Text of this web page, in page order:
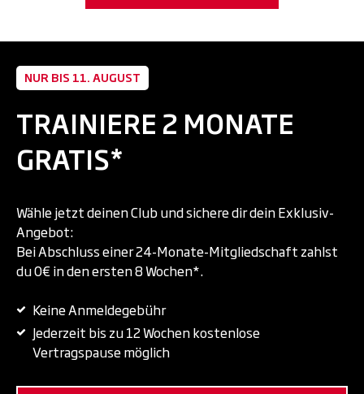
NUR BIS 11. AUGUST
TRAINIERE 2 MONATE
GRATIS*
Wähle jetzt deinen Club und sichere dir dein Exklusiv-
Angebot:
Bei Abschluss einer 24-Monate-Mitgliedschaft zahlst
du 0€ in den ersten 8 Wochen*.
Keine Anmeldegebühr
Jederzeit bis zu 12 Wochen kostenlose
Vertragspause möglich